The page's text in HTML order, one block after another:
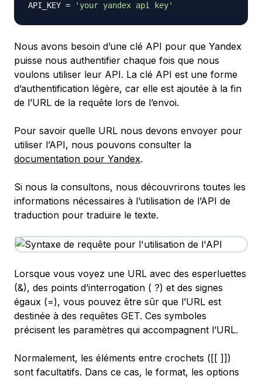
API_KEY = 'your yandex api key'
Nous avons besoin d’une clé API pour que Yandex
puisse nous authentifier chaque fois que nous
voulons utiliser leur API. La clé API est une forme
d’authentification légère, car elle est ajoutée à la fin
de l’URL de la requête lors de l’envoi.
Pour savoir quelle URL nous devons envoyer pour
utiliser l’API, nous pouvons consulter la
documentation pour Yandex.
Si nous la consultons, nous découvrirons toutes les
informations nécessaires à l’utilisation de l’API de
traduction pour traduire le texte.
Lorsque vous voyez une URL avec des esperluettes
(&), des points d’interrogation ( ?) et des signes
égaux (=), vous pouvez être sûr que l’URL est
destinée à des requêtes GET. Ces symboles
précisent les paramètres qui accompagnent l’URL.
Normalement, les éléments entre crochets ([[ ]])
sont facultatifs. Dans ce cas, le format, les options